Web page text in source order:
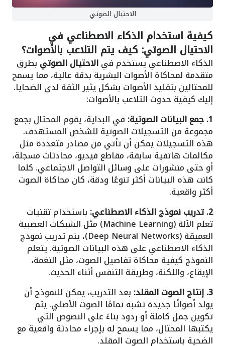
الاحتيال الصوتي
كيفية استخدام الذكاء الاصطناعي في
الاحتيال الصوتي: كيف يتم التلاعب بالأصوات؟
الذكاء الاصطناعي يستخدم فيالاحتيال الصوتي بطرق
متقدمة لمحاكاة الأصوات البشرية بدقة عالية، مما يسمح
للمحتالين بتقليد الأصوات بشكل يثير الثقة لدى الضحايا.
إليك كيفية حدوث التلاعب بالأصوات:
1. جمع البيانات الصوتية:
في البداية، يقوم المحتال بجمع
مجموعة من التسجيلات الصوتية للشخص المستهدف.
هذه التسجيلات يمكن أن تأتي من مصادر متعددة مثل
مكالمات هاتفية سابقة، مقاطع فيديو، محادثات مسجلة،
أو حتى منشورات على وسائل التواصل الاجتماعي. كلما
كانت هذه البيانات أكثر تنوعًا ودقة، كان محاكاة الصوت
أكثر واقعية.
2. تدريب نموذج الذكاء الاصطناعي:
باستخدام تقنيات
تعلم الآلة (Machine Learning) مثل الشبكات العصبية
العميقة (Deep Neural Networks)، يتم تدريب نموذج
الذكاء الاصطناعي على هذه البيانات الصوتية. يتعلم
النموذج كيفية محاكاة تفاصيل الصوت، مثل النغمة،
الإيقاع، واللكنة، وطريقة التنفس أثناء الحديث.
3. إنتاج الصوت المقلد:
بعد التدريب، يمكن للنموذج أن
يولد أصواتًا جديدة تشبه تمامًا الصوت الأصلي. يتم
تكوين جمل كاملة أو ردود بناءً على النصوص التي
يكتبها المحتال، مما يسمح له بإجراء محادثة واقعية مع
الضحية باستخدام الصوت المقلد.